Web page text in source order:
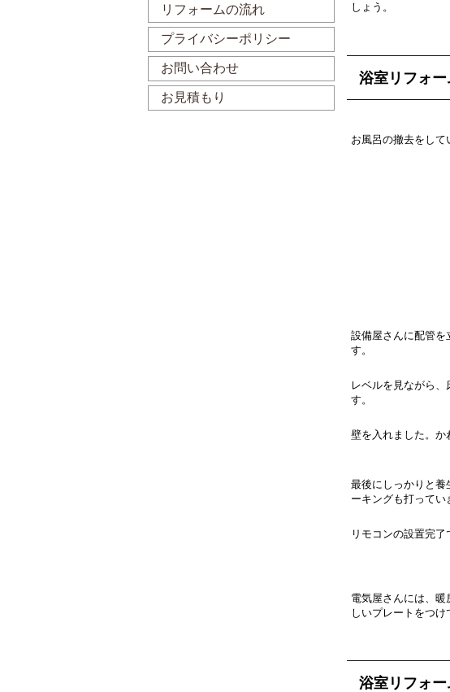
しょう。
浴室リフォ
お風呂の撤去をして
設備屋さんに配管を
す。
レベルを見ながら、
す。
壁を入れました。か
最後にしっかりと養
ーキングも打ってい
リモコンの設置完了
電気屋さんには、
しいプレートをつけ
浴室リフォ
リフォームの流れ
プライバシーポリシー
お問い合わせ
お見積もり